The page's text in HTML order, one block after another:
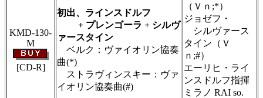
KMD-130-
M
[CD-R]
初出、ラインスドルフ
+ プレンゴーラ + シルヴ
ァースタイン
ベルク：ヴァイオリン協奏
曲(*)
ストラヴィンスキー：ヴァ
イオリン協奏曲(#)
（Ｖｎ;*）
ジョゼフ・
シルヴァース
タイン（Ｖ
ｎ;#）
エーリヒ・ライ
ンスドルフ指揮
ミラノ RAI so.